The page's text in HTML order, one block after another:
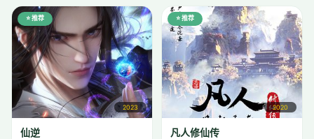
⭐ 推荐
2023
仙逆
⭐ 推荐
2020
凡人修仙传